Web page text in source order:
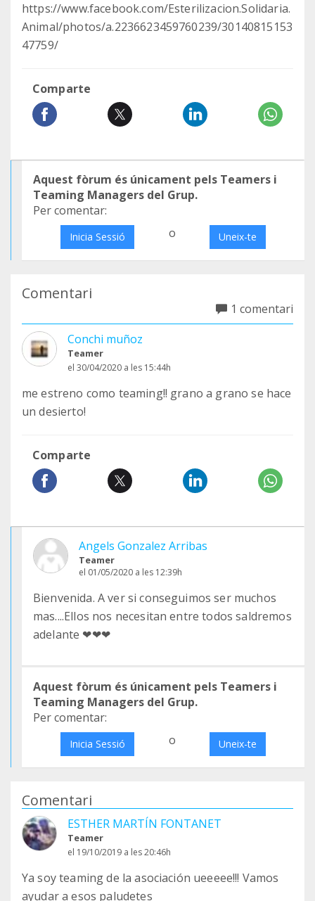
https://www.facebook.com/Esterilizacion.Solidaria.
Animal/photos/a.2236623459760239/30140815153
47759/
Comparte
Aquest fòrum és únicament pels Teamers i
Teaming Managers del Grup.
Per comentar:
Inicia Sessió o Uneix-te
Comentari
1 comentari
Conchi muñoz
Teamer
el 30/04/2020 a les 15:44h
me estreno como teaming!! grano a grano se hace
un desierto!
Comparte
Angels Gonzalez Arribas
Teamer
el 01/05/2020 a les 12:39h
Bienvenida. A ver si conseguimos ser muchos
mas....Ellos nos necesitan entre todos saldremos
adelante ❤❤❤
Aquest fòrum és únicament pels Teamers i
Teaming Managers del Grup.
Per comentar:
Inicia Sessió o Uneix-te
Comentari
ESTHER MARTÍN FONTANET
Teamer
el 19/10/2019 a les 20:46h
Ya soy teaming de la asociación ueeeee!!! Vamos
ayudar a esos paludetes